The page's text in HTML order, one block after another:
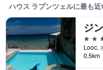
ハウス ラプンツェルに最も
3つ星
Looc,
0.5km